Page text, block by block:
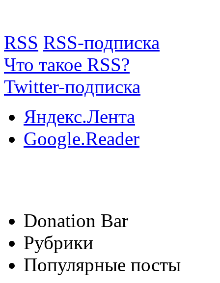
RSS RSS-подписка
Что такое RSS?
Twitter-подписка
Яндекс.Лента
Google.Reader
Donation Bar
Рубрики
Популярные посты